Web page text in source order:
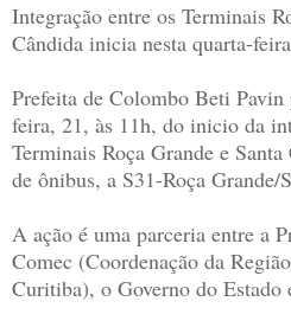
Integração entre os Terminais
Cândida inicia nesta quarta-
Prefeita de Colombo Beti Pavin
feira, 21, às 11h, do inicio da
Terminais Roça Grande e
de ônibus, a S31-Roça Grande/
A ação é uma parceria entre a
Comec (Coordenação da
Curitiba), o Governo do Estado